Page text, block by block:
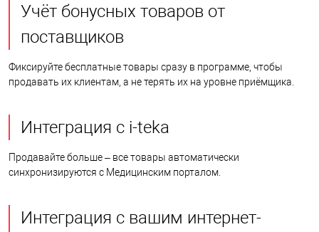
Учёт бонусных товаров от
поставщиков
Фиксируйте бесплатные товары сразу в программе, чтобы
продавать их клиентам, а не терять их на уровне приёмщика.
Интеграция с i-teka
Продавайте больше – все товары автоматически
синхронизируются с Медицинским порталом.
Интеграция с вашим интернет-